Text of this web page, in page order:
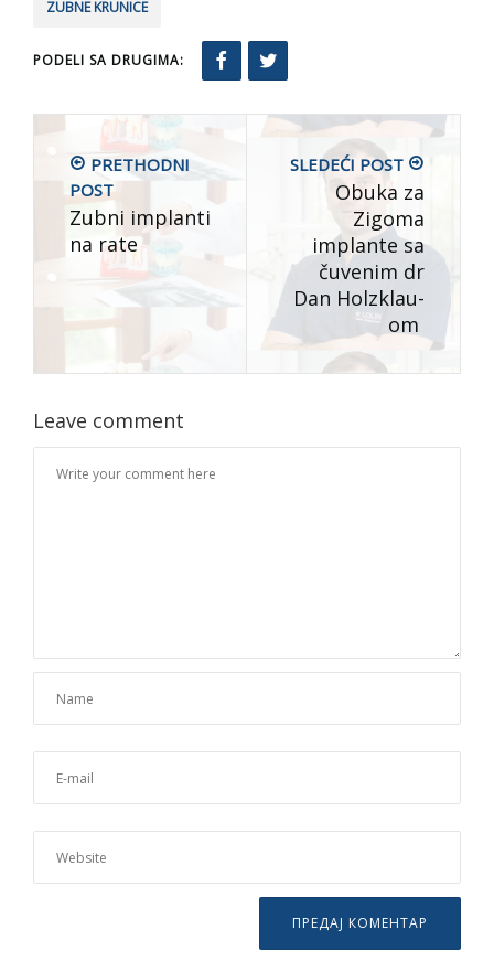
ZUBNE KRUNICE
PODELI SA DRUGIMA:
PRETHODNI
POST
Zubni implanti
na rate
SLEDEĆI POST
Obuka za
Zigoma
implante sa
čuvenim dr
Dan Holzklau-
om
Leave comment